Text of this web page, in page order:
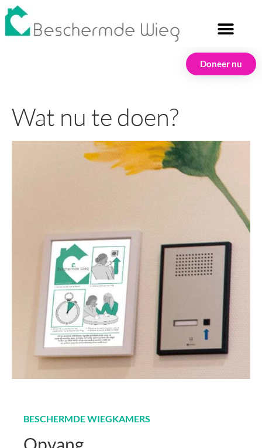
Doneer nu
Wat nu te doen?
BESCHERMDE WIEGKAMERS